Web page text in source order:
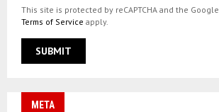
This site is protected by reCAPTCHA and the Google
Terms of Service apply.
META